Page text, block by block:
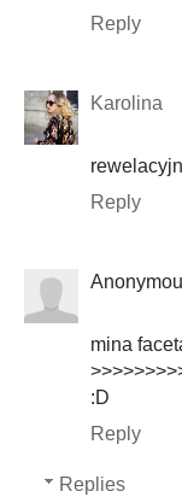
Reply
Karolina
Reply
mina
:D
Reply
Replies